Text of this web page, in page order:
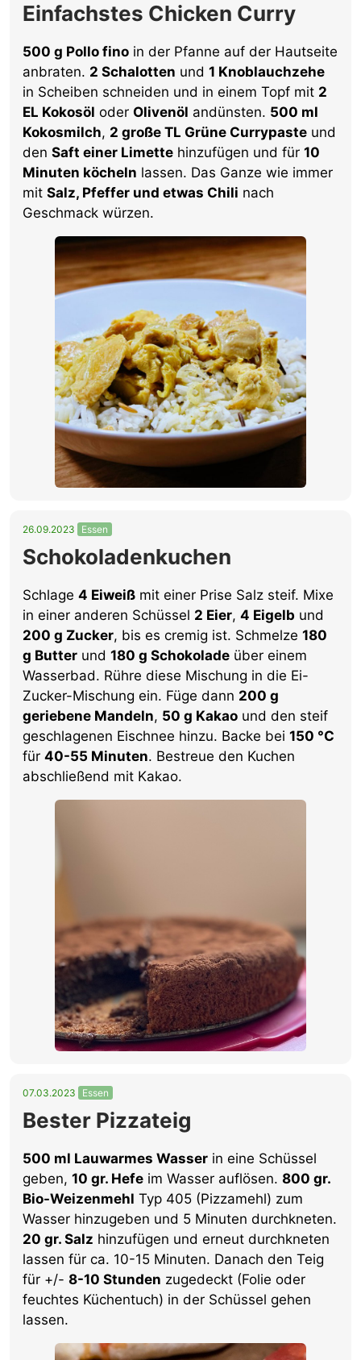
Einfachstes Chicken Curry
500 g Pollo fino in der Pfanne auf der Hautseite
anbraten. 2 Schalotten und 1 Knoblauchzehe
in Scheiben schneiden und in einem Topf mit 2
EL Kokosöl oder Olivenöl andünsten. 500 ml
Kokosmilch, 2 große TL Grüne Currypaste und
den Saft einer Limette hinzufügen und für 10
Minuten köcheln lassen. Das Ganze wie immer
mit Salz, Pfeffer und etwas Chili nach
Geschmack würzen.
26.09.2023 Essen
Schokoladenkuchen
Schlage 4 Eiweiß mit einer Prise Salz steif. Mixe
in einer anderen Schüssel 2 Eier, 4 Eigelb und
200 g Zucker, bis es cremig ist. Schmelze 180
g Butter und 180 g Schokolade über einem
Wasserbad. Rühre diese Mischung in die Ei-
Zucker-Mischung ein. Füge dann 200 g
geriebene Mandeln, 50 g Kakao und den steif
geschlagenen Eischnee hinzu. Backe bei 150 °C
für 40-55 Minuten. Bestreue den Kuchen
abschließend mit Kakao.
07.03.2023 Essen
Bester Pizzateig
500 ml Lauwarmes Wasser in eine Schüssel
geben, 10 gr. Hefe im Wasser auflösen. 800 gr.
Bio-Weizenmehl Typ 405 (Pizzamehl) zum
Wasser hinzugeben und 5 Minuten durchkneten.
20 gr. Salz hinzufügen und erneut durchkneten
lassen für ca. 10-15 Minuten. Danach den Teig
für +/- 8-10 Stunden zugedeckt (Folie oder
feuchtes Küchentuch) in der Schüssel gehen
lassen.